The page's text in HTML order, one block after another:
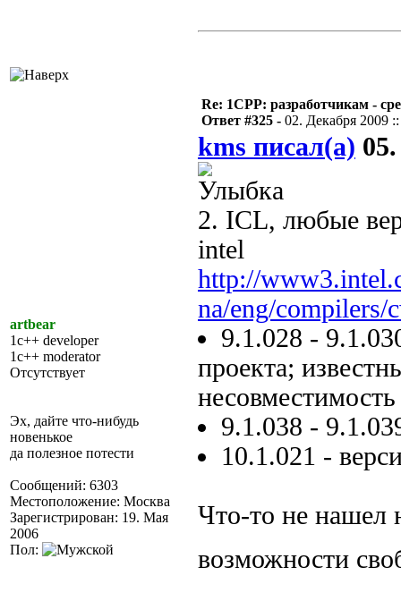
artbear
1c++ developer
1c++ moderator
Отсутствует
Эх, дайте что-нибудь
новенькое
да полезное потести
Сообщений: 6303
Местоположение: Москва
Зарегистрирован: 19. Мая
2006
Пол:
Re: 1CPP: разработчикам -
Ответ #325 - 02. Декабря 2009
kms писал(а)
2. ICL, любые
intel
http://
na/eng/compilers/
9.1.028 -
проекта;
9.1.038 -
10.1.021 -
Что-то не нашел
возможности